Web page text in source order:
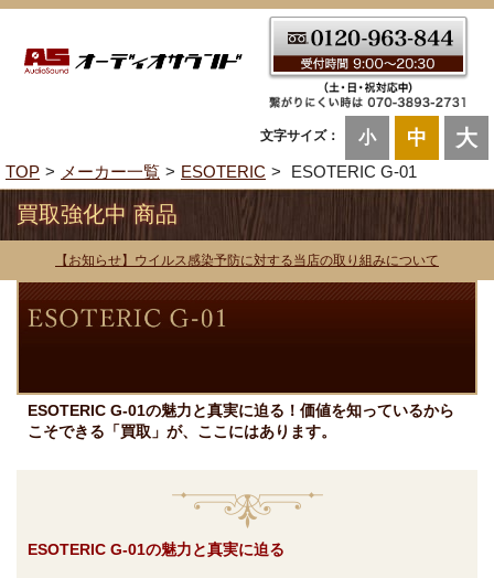
文字サイズ： 小 中 大
TOP メーカー一覧 ESOTERIC ESOTERIC G-01
買取強化中 商品
【お知らせ】ウイルス感染予防に対する当店の取り組みについて
ESOTERIC G-01の魅力と真実に迫る！価値を知っているから
こそできる「買取」が、ここにはあります。
ESOTERIC G-01の魅力と真実に迫る